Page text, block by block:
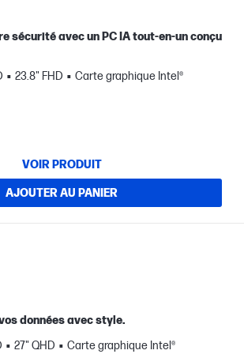
sécurité avec un PC IA tout-en-un conçu
23.8" FHD Carte graphique Intel®
VOIR PRODUIT
AJOUTER AU PANIER
données avec style.
27" QHD Carte graphique Intel®